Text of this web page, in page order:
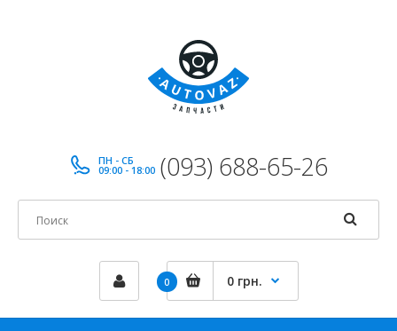
ПН - СБ
09:00 - 18:00 (093) 688-65-26
0 0 грн.